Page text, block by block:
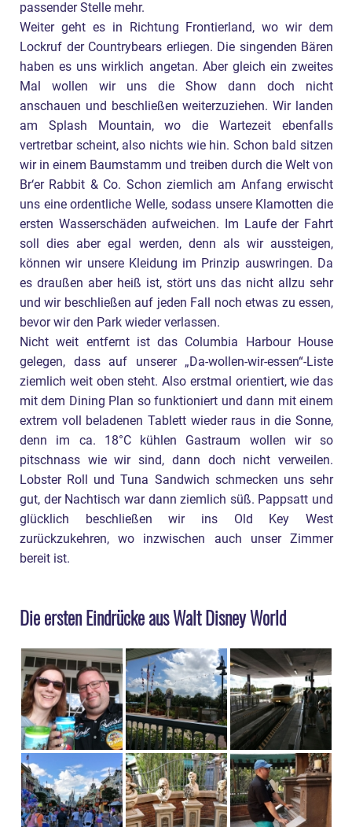
passender Stelle mehr.
Weiter geht es in Richtung Frontierland, wo wir dem
Lockruf der Countrybears erliegen. Die singenden Bären
haben es uns wirklich angetan. Aber gleich ein zweites
Mal wollen wir uns die Show dann doch nicht
anschauen und beschließen weiterzuziehen. Wir landen
am Splash Mountain, wo die Wartezeit ebenfalls
vertretbar scheint, also nichts wie hin. Schon bald sitzen
wir in einem Baumstamm und treiben durch die Welt von
Br‘er Rabbit & Co. Schon ziemlich am Anfang erwischt
uns eine ordentliche Welle, sodass unsere Klamotten die
ersten Wasserschäden aufweichen. Im Laufe der Fahrt
soll dies aber egal werden, denn als wir aussteigen,
können wir unsere Kleidung im Prinzip auswringen. Da
es draußen aber heiß ist, stört uns das nicht allzu sehr
und wir beschließen auf jeden Fall noch etwas zu essen,
bevor wir den Park wieder verlassen.
Nicht weit entfernt ist das Columbia Harbour House
gelegen, dass auf unserer „Da-wollen-wir-essen“-Liste
ziemlich weit oben steht. Also erstmal orientiert, wie das
mit dem Dining Plan so funktioniert und dann mit einem
extrem voll beladenen Tablett wieder raus in die Sonne,
denn im ca. 18°C kühlen Gastraum wollen wir so
pitschnass wie wir sind, dann doch nicht verweilen.
Lobster Roll und Tuna Sandwich schmecken uns sehr
gut, der Nachtisch war dann ziemlich süß. Pappsatt und
glücklich beschließen wir ins Old Key West
zurückzukehren, wo inzwischen auch unser Zimmer
bereit ist.
Die ersten Eindrücke aus Walt Disney World